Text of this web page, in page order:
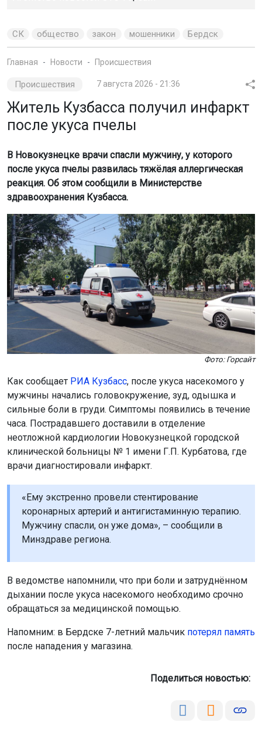
СК общество закон мошенники Бердск
Главная Новости Происшествия
Происшествия 7 августа 2026 - 21:36
Житель Кузбасса получил инфаркт
после укуса пчелы
В Новокузнецке врачи спасли мужчину, у которого
после укуса пчелы развилась тяжёлая аллергическая
реакция. Об этом сообщили в Министерстве
здравоохранения Кузбасса.
Фото: Горсайт
Как сообщает РИА Кузбасс, после укуса насекомого у
мужчины начались головокружение, зуд, одышка и
сильные боли в груди. Симптомы появились в течение
часа. Пострадавшего доставили в отделение
неотложной кардиологии Новокузнецкой городской
клинической больницы № 1 имени Г.П. Курбатова, где
врачи диагностировали инфаркт.
«Ему экстренно провели стентирование
коронарных артерий и антигистаминную терапию.
Мужчину спасли, он уже дома», – сообщили в
Минздраве региона.
В ведомстве напомнили, что при боли и затруднённом
дыхании после укуса насекомого необходимо срочно
обращаться за медицинской помощью.
Напомним: в Бердске 7-летний мальчик потерял память
после нападения у магазина.
Поделиться новостью: